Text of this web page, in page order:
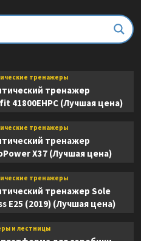
DFC E8745T
тренажеры
тренажер
41800EHPC (Лучшая цена)
тренажеры
тренажер
X37 (Лучшая цена)
тренажеры
тренажер Sole
E25 (2019) (Лучшая цена)
и лестницы